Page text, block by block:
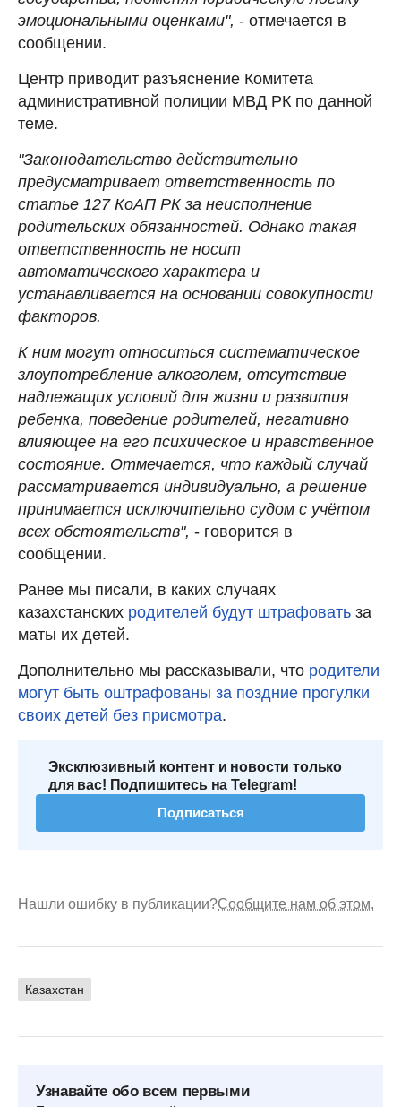
эмоциональными оценками", - отмечается в
сообщении.
Центр приводит разъяснение Комитета
административной полиции МВД РК по данной
теме.
"Законодательство действительно
предусматривает ответственность по
статье 127 КоАП РК за неисполнение
родительских обязанностей. Однако такая
ответственность не носит
автоматического характера и
устанавливается на основании совокупности
факторов.
К ним могут относиться систематическое
злоупотребление алкоголем, отсутствие
надлежащих условий для жизни и развития
ребенка, поведение родителей, негативно
влияющее на его психическое и нравственное
состояние. Отмечается, что каждый случай
рассматривается индивидуально, а решение
принимается исключительно судом с учётом
всех обстоятельств", - говорится в
сообщении.
Ранее мы писали, в каких случаях
казахстанских родителей будут штрафовать за
маты их детей.
Дополнительно мы рассказывали, что родители
могут быть оштрафованы за поздние прогулки
своих детей без присмотра.
Эксклюзивный контент и новости только
для вас! Подпишитесь на Telegram!
Подписаться
Нашли ошибку в публикации?Сообщите нам об этом.
Казахстан
Узнавайте обо всем первыми